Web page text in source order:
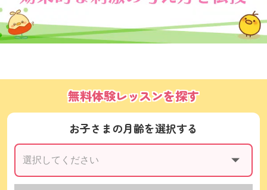
無料体験レッスンを探す
お子さまの月齢を選択する